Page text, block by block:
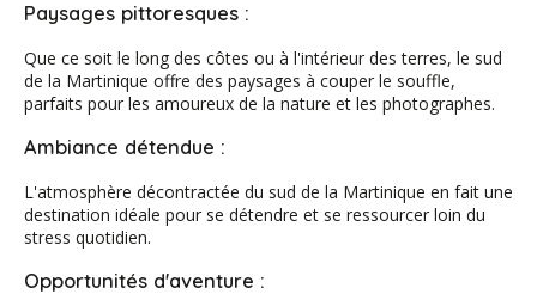
Paysages pittoresques :
Que ce soit le long des côtes ou à l'intérieur des terres, le sud
de la Martinique offre des paysages à couper le souffle,
parfaits pour les amoureux de la nature et les photographes.
Ambiance détendue :
L'atmosphère décontractée du sud de la Martinique en fait une
destination idéale pour se détendre et se ressourcer loin du
stress quotidien.
Opportunités d'aventure :